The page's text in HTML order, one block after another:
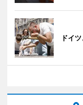
ドイ